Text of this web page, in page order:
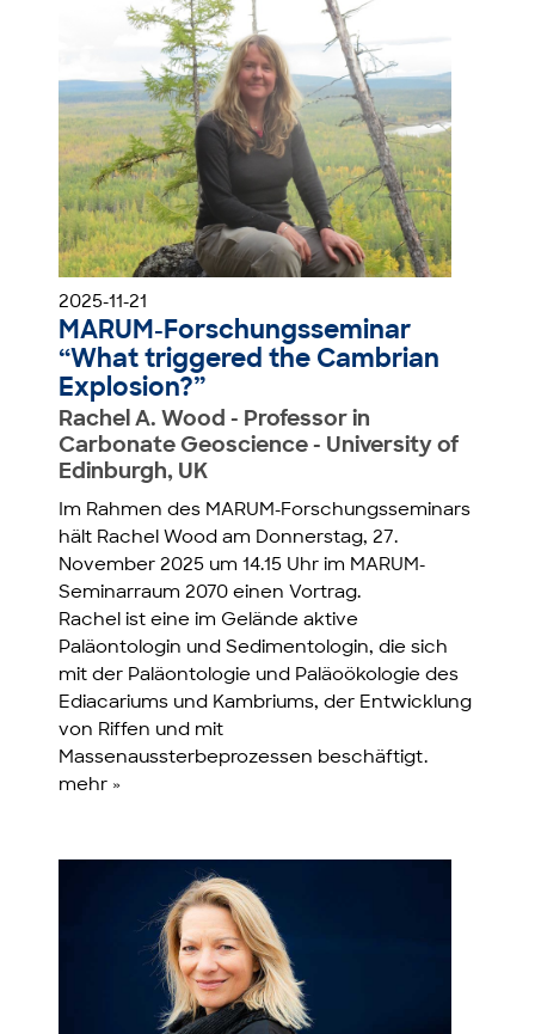
2025-11-21
MARUM-Forschungsseminar
“What triggered the Cambrian
Explosion?”
Rachel A. Wood - Professor in
Carbonate Geoscience - University of
Edinburgh, UK
Im Rahmen des MARUM-Forschungsseminars
hält Rachel Wood am Donnerstag, 27.
November 2025 um 14.15 Uhr im MARUM-
Seminarraum 2070 einen Vortrag.
Rachel ist eine im Gelände aktive
Paläontologin und Sedimentologin, die sich
mit der Paläontologie und Paläoökologie des
Ediacariums und Kambriums, der Entwicklung
von Riffen und mit
Massenaussterbeprozessen beschäftigt.
mehr »